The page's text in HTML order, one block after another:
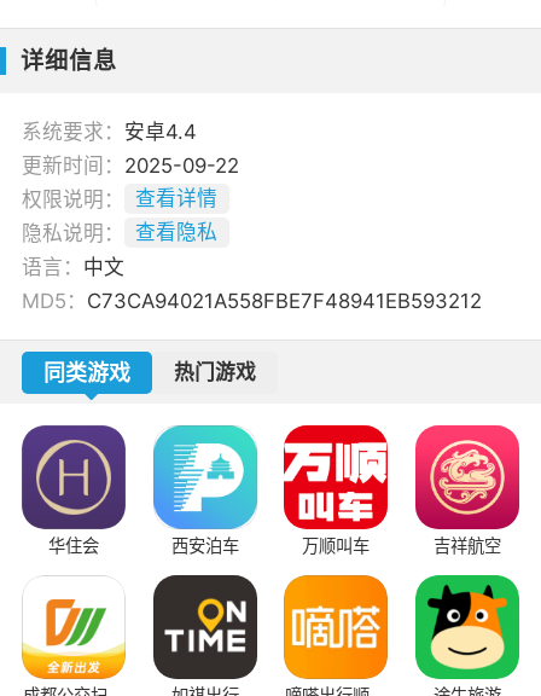
详细信息
系统要求： 安卓4.4
更新时间： 2025-09-22
权限说明：
查看详情
隐私说明：
查看隐私
语言： 中文
MD5： C73CA94021A558FBE7F48941EB593212
同类游戏 热门游戏
华住会 西安泊车 万顺叫车 吉祥航空